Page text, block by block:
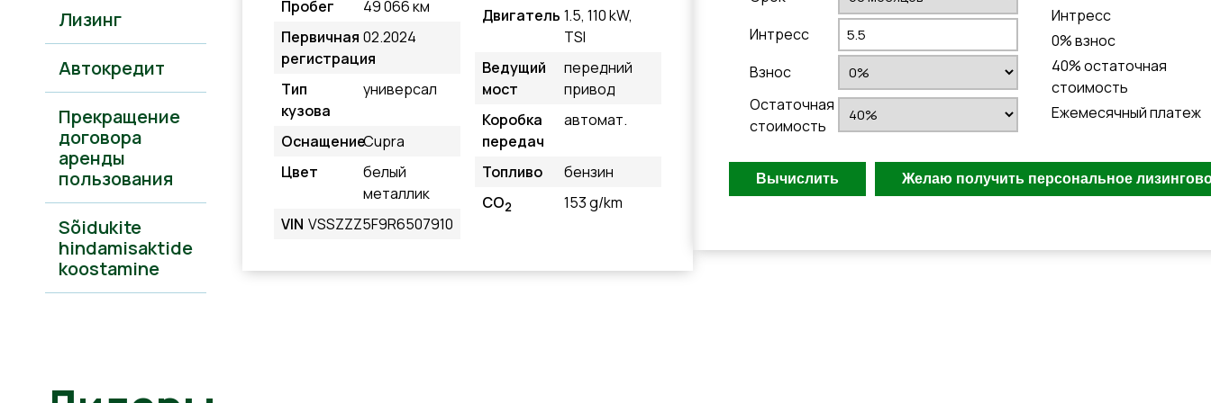
Лизинг
Автокредит
Прекращение
договора
аренды
пользования
Sõidukite
hindamisaktide
koostamine
Пробег
49 066 км
Первичная
регистрация
02.2024
Тип
кузова
универсал
ОснащениеCupra
Цвет
белый
металлик
VIN VSSZZZ5F9R6507910
Двигатель 1.5, 110 kW,
TSI
Ведущий
мост
передний
привод
Коробка
передач
автомат.
Топливо
бензин
CO2 153 g/km
Интресс
Взнос
Остаточная
стоимость
Интресс
0% взнос
40% остаточная
стоимость
Ежемесячный платеж